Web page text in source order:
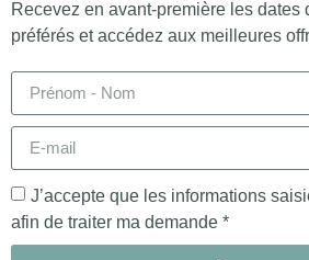
Recevez en avant-première les dates
préférés et accédez aux meilleures
J’accepte que les informations
afin de traiter ma demande *